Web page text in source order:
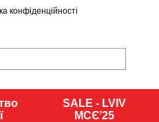
конфіденційності
SALE - LVIV
MCЄʼ25